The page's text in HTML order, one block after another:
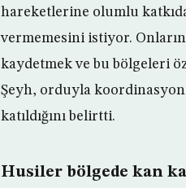
hareketlerine olumlu katkıda
vermemesini istiyor.
kaydetmek ve bu bölgeleri
Şeyh, orduyla
katıldığını belirtti.
Husiler bölgede kan